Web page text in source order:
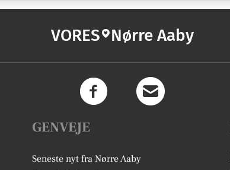
VORES Nørre Aaby
GENVEJE
Seneste nyt fra Nørre Aaby